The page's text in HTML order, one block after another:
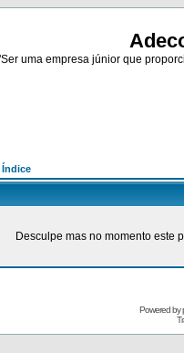
uma empresa júnior que
Índice
Desculpe mas no momento este
Powered by